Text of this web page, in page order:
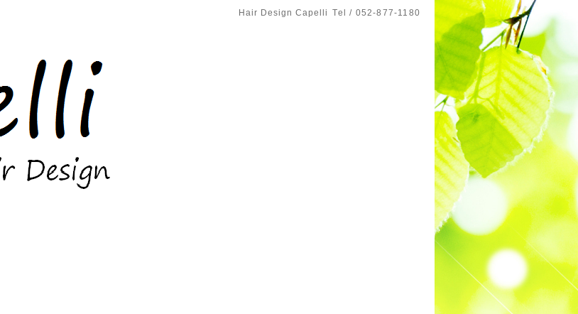
Hair Design Capelli Tel / 052-877-1180